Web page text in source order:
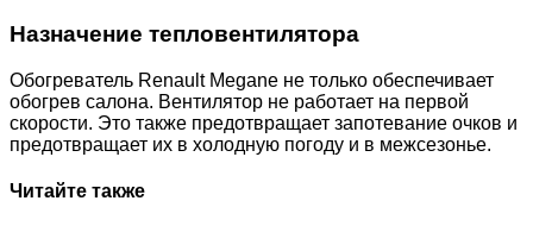
Назначение тепловентилятора
Обогреватель Renault Megane не только обеспечивает
обогрев салона. Вентилятор не работает на первой
скорости. Это также предотвращает запотевание очков и
предотвращает их в холодную погоду и в межсезонье.
Читайте также